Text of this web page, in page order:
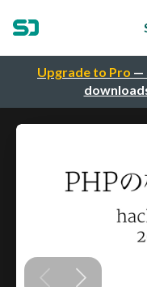
Upgrade to Pro —